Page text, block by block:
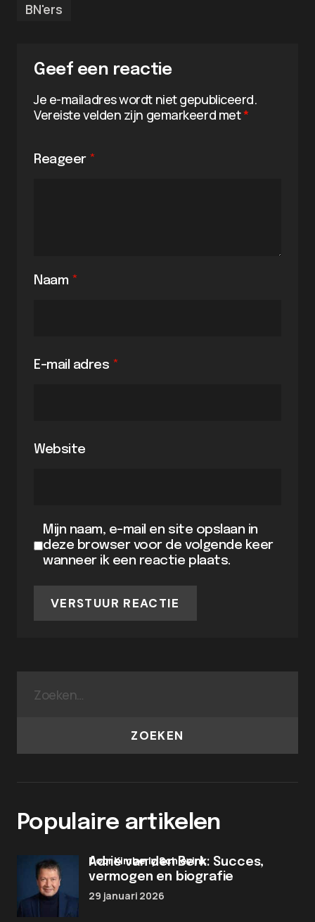
BN'ers
Geef een reactie
Je e-mailadres wordt niet gepubliceerd.
Vereiste velden zijn gemarkeerd met*
Reageer *
Naam *
E-mail adres *
Website
Mijn naam, e-mail en site opslaan in
deze browser voor de volgende keer
wanneer ik een reactie plaats.
VERSTUUR REACTIE
ZOEKEN
Populaire artikelen
Adrie van den Berk: Succes,
vermogen en biografie
door Kimberly Schievink
29 januari 2026